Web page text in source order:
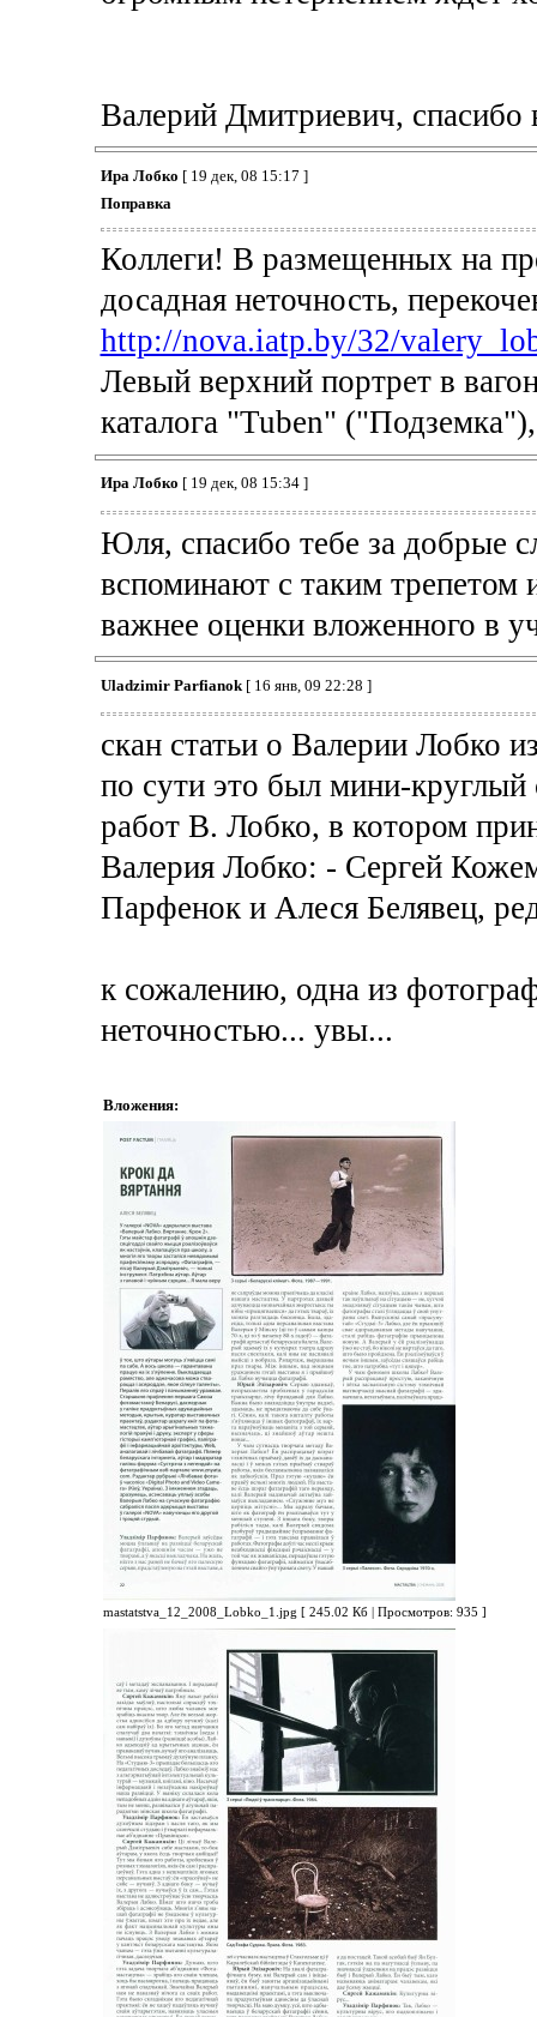
Валерий Дмитриевич, спасибо
Ира Лобко [ 19 дек, 08 15:17 ]
Поправка
Коллеги! В размещенных на
досадная неточность,
http://nova.iatp.by/32/
Левый верхний портрет в
каталога "Tuben"
Ира Лобко [ 19 дек, 08 15:34 ]
Юля, спасибо тебе за добрые
вспоминают с таким трепетом
важнее оценки вложенного в
Uladzimir Parfianok[ 16 янв, 09 22:28 ]
скан статьи о Валерии
по сути это был мини-круглый
работ В. Лобко, в котором
Валерия Лобко: - Сергей
Парфенок и Алеся Белявец,
к сожалению, одна из
неточностью... увы...
Вложения:
mastatstva_12_2008_Lobko_1.jpg [ 245.02 Кб | Просмотров: 935 ]